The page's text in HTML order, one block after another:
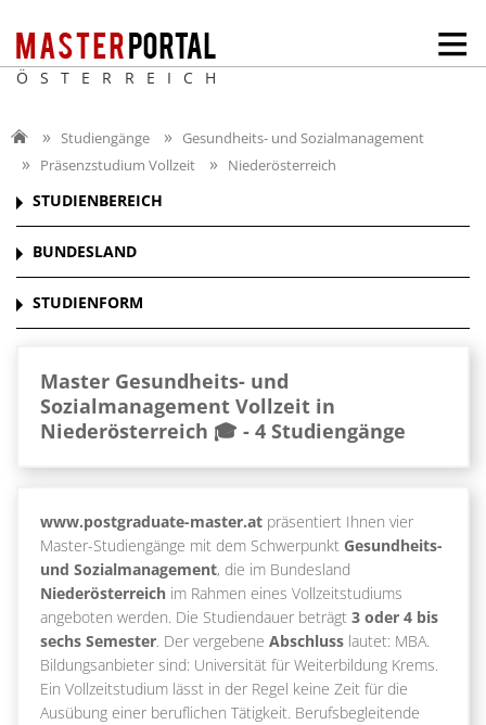
ÖSTERREICH
Studiengänge
Gesundheits- und Sozialmanagement
Präsenzstudium Vollzeit
Niederösterreich
STUDIENBEREICH
BUNDESLAND
STUDIENFORM
Master Gesundheits- und
Sozialmanagement Vollzeit in
Niederösterreich 🎓 - 4 Studiengänge
www.postgraduate-master.at präsentiert Ihnen vier
Master-Studiengänge mit dem Schwerpunkt Gesundheits-
und Sozialmanagement, die im Bundesland
Niederösterreich im Rahmen eines Vollzeitstudiums
angeboten werden. Die Studiendauer beträgt 3 oder 4 bis
sechs Semester. Der vergebene Abschluss lautet: MBA.
Bildungsanbieter sind: Universität für Weiterbildung Krems.
Ein Vollzeitstudium lässt in der Regel keine Zeit für die
Ausübung einer beruflichen Tätigkeit. Berufsbegleitende